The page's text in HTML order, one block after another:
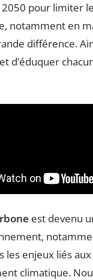
2050 pour limiter
notamment en
différence.
d’éduquer
est devenu
les enjeux liés
climatique.